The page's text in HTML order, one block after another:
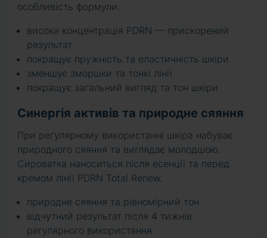
особливість формули.
висока концентрація PDRN — прискорений
результат
покращує пружність та еластичність шкіри
зменшує зморшки та тонкі лінії
покращує загальний вигляд та тон шкіри
Синергія активів та природне сяяння
При регулярному використанні шкіра набуває
природного сяяння та виглядає молодшою.
Сироватка наноситься після есенції та перед
кремом лінії PDRN Total Renew.
природне сяяння та рівномірний тон
відчутний результат після 4 тижнів
регулярного використання